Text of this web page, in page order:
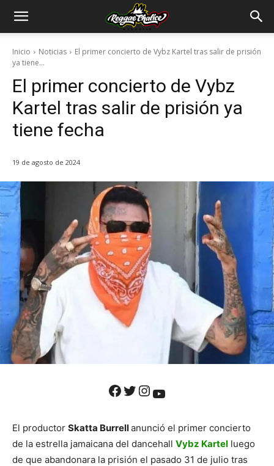
Inicio Noticias
El primer concierto de Vybz Kartel tras salir de prisión
ya tiene...
El primer concierto de Vybz
Kartel tras salir de prisión ya
tiene fecha
19 de agosto de 2024
Facebook Twitter Instagram YouTube
El productor Skatta Burrellanunció el primer concierto
de la estrella jamaicana del dancehall Vybz Kartel luego
de que abandonara la prisión el pasado 31 de julio tras